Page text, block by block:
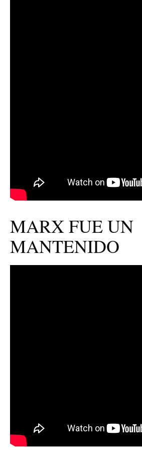
MARX FUE UN
MANTENIDO